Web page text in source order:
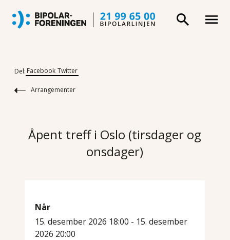
Del: Facebook Twitter
Arrangementer
Åpent treff i Oslo (tirsdager og
onsdager)
Når
15. desember 2026 18:00 - 15. desember
2026 20:00